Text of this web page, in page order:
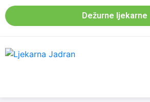
Dežurne ljekarne